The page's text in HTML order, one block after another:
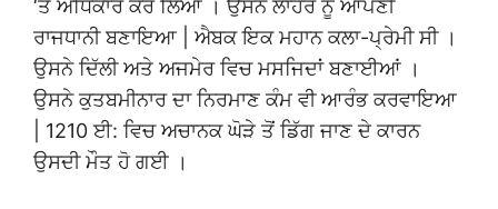
‘ਤੇ ਅਧਿਕਾਰ ਕਰ ਲਿਆ । ਉਸਨੇ ਲਾਹੌਰ ਨੂੰ ਆਪਣੀ
ਰਾਜਧਾਨੀ ਬਣਾਇਆ | ਐਬਕ ਇਕ ਮਹਾਨ ਕਲਾ-ਪ੍ਰੇਮੀ ਸੀ ।
ਉਸਨੇ ਦਿੱਲੀ ਅਤੇ ਅਜਮੇਰ ਵਿਚ ਮਸਜਿਦਾਂ ਬਣਾਈਆਂ ।
ਉਸਨੇ ਕੁਤਬਮੀਨਾਰ ਦਾ ਨਿਰਮਾਣ ਕੰਮ ਵੀ ਆਰੰਭ ਕਰਵਾਇਆ
| 1210 ਈ: ਵਿਚ ਅਚਾਨਕ ਘੋੜੇ ਤੋਂ ਡਿੱਗ ਜਾਣ ਦੇ ਕਾਰਨ
ਉਸਦੀ ਮੌਤ ਹੋ ਗਈ ।